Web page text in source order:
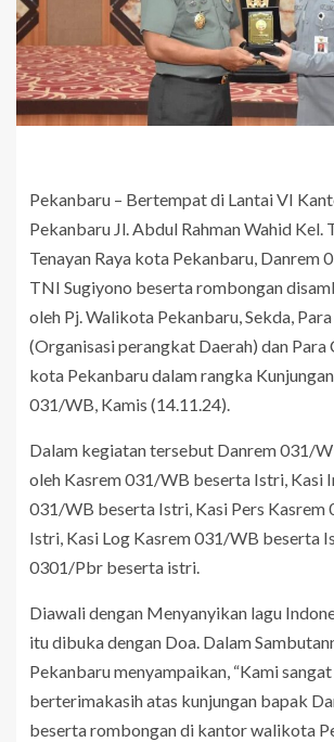
Pekanbaru – Bertempat di Lantai VI
Pekanbaru Jl. Abdul Rahman Wahid Kel.
Tenayan Raya kota Pekanbaru, Danrem
TNI Sugiyono beserta rombongan
oleh Pj. Walikota Pekanbaru, Sekda,
(Organisasi perangkat Daerah) dan Para
kota Pekanbaru dalam rangka
031/WB, Kamis (14.11.24).
Dalam kegiatan tersebut Danrem 031/
oleh Kasrem 031/WB beserta Istri, Kasi
031/WB beserta Istri, Kasi Pers
Istri, Kasi Log Kasrem 031/WB beserta
0301/Pbr beserta istri.
Diawali dengan Menyanyikan lagu
itu dibuka dengan Doa. Dalam
Pekanbaru menyampaikan, “Kami
berterimakasih atas kunjungan bapak
beserta rombongan di kantor walikota